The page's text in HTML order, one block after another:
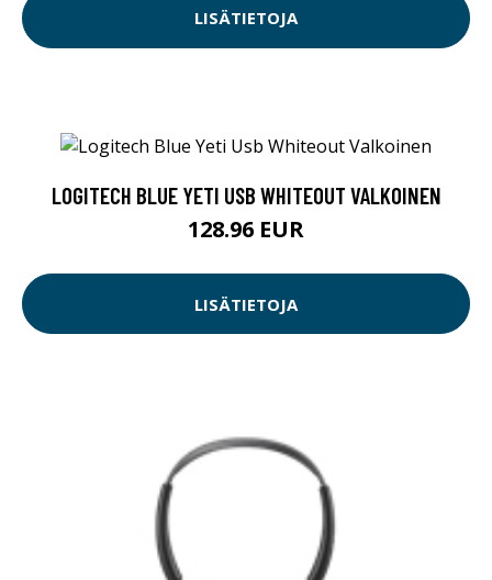
LISÄTIETOJA
LOGITECH BLUE YETI USB WHITEOUT VALKOINEN
128.96 EUR
LISÄTIETOJA